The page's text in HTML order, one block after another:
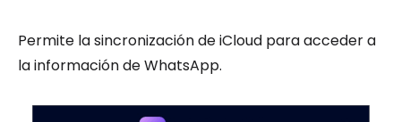
Permite la sincronización de iCloud para acceder a
la información de WhatsApp.